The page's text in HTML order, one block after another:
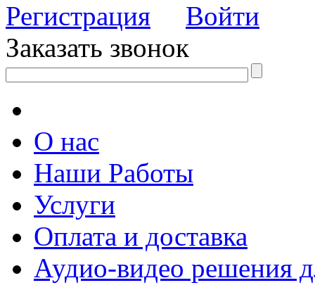
Регистрация
Войти
Заказать звонок
О нас
Наши Работы
Услуги
Оплата и доставка
Аудио-видео решения